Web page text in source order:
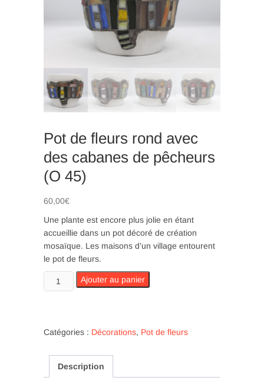
Pot de fleurs rond avec
des cabanes de pêcheurs
(O 45)
60,00€
Une plante est encore plus jolie en étant
accueillie dans un pot décoré de création
mosaïque. Les maisons d’un village entourent
le pot de fleurs.
quantité
de
fleurs
avec
Ajouter au panier
Catégories : Décorations, Pot de fleurs
Description